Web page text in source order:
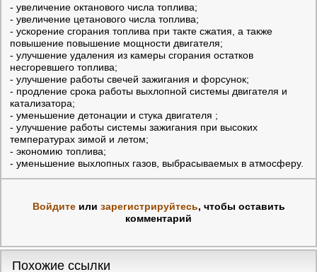
- увеличение октанового числа топлива;
- увеличение цетанового числа топлива;
- ускорение сгорания топлива при такте сжатия, а также
повышение повышение мощности двигателя;
- улучшение удаления из камеры сгорания остатков
несгоревшего топлива;
- улучшение работы свечей зажигания и форсунок;
- продление срока работы выхлопной системы двигателя и
катализатора;
- уменьшение детонации и стука двигателя ;
- улучшение работы системы зажигания при высоких
температурах зимой и летом;
- экономию топлива;
- уменьшение выхлопных газов, выбрасываемых в атмосферу.
Войдитеили зарегистрируйтесь, чтобы оставить
комментарий
Похожие ссылки